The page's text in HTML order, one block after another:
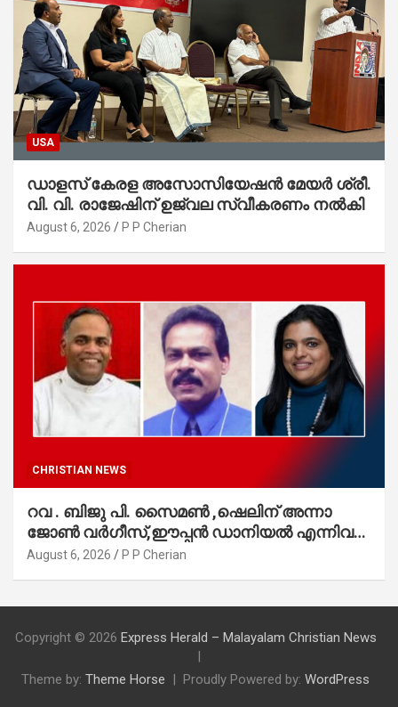
USA
ഡാളസ് കേരള അസോസിയേഷൻ മേയർ ശ്രീ.
വി. വി. രാജേഷിന് ഉജ്വല സ്വീകരണം നൽകി
August 6, 2026 P P Cherian
CHRISTIAN NEWS
റവ . ബിജു പി. സൈമൺ ,ഷെലിന് അന്നാ
ജോൺ വർഗീസ്,ഈപ്പൻ ഡാനിയൽ എന്നിവർ
മാർത്തോമാ സഭാ കൗൺസിലിലേക്കു
August 6, 2026 P P Cherian
Copyright © 2026 Express Herald – Malayalam Christian News
Theme by: Theme Horse Proudly Powered by: WordPress